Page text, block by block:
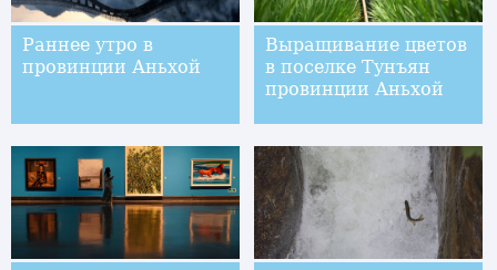
Раннее утро в
провинции Аньхой
Выращивание цветов
в поселке Тунъян
провинции Аньхой